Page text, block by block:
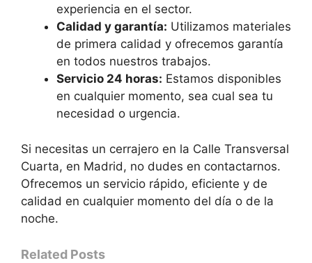
experiencia en el sector.
Calidad y garantía: Utilizamos materiales
de primera calidad y ofrecemos garantía
en todos nuestros trabajos.
Servicio 24 horas: Estamos disponibles
en cualquier momento, sea cual sea tu
necesidad o urgencia.
Si necesitas un cerrajero en la Calle Transversal
Cuarta, en Madrid, no dudes en contactarnos.
Ofrecemos un servicio rápido, eficiente y de
calidad en cualquier momento del día o de la
noche.
Related Posts